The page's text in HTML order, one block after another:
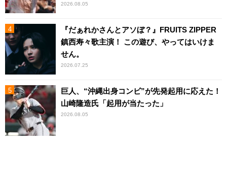
2026.08.05
『だぁれかさんとアソぼ？』FRUITS ZIPPER
鎮西寿々歌主演！ この遊び、やってはいけま
せん。
2026.07.25
巨人、“沖縄出身コンビ”が先発起用に応えた！
山崎隆造氏「起用が当たった」
2026.08.05